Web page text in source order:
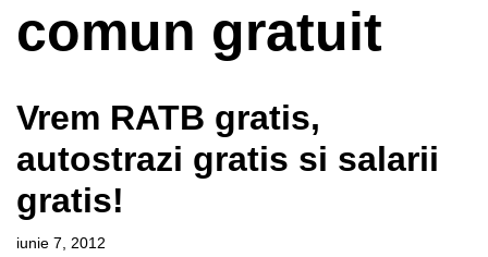
comun gratuit
Vrem RATB gratis,
autostrazi gratis si salarii
gratis!
iunie 7, 2012